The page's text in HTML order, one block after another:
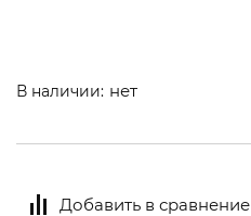
В наличии: нет
Добавить в сравнение